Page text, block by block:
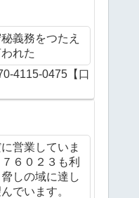
義務をつたえ
れた
4115-0475【口
営業していま
６０２３も利
しの域に達し
でいます。